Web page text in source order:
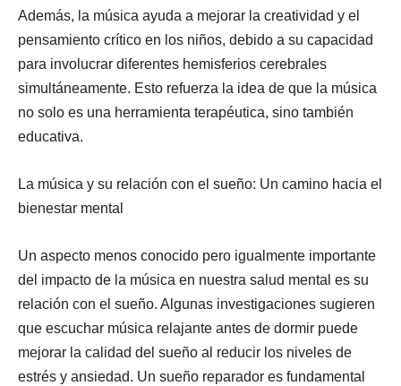
Además, la música ayuda a mejorar la creatividad y el
pensamiento crítico en los niños, debido a su capacidad
para involucrar diferentes hemisferios cerebrales
simultáneamente. Esto refuerza la idea de que la música
no solo es una herramienta terapéutica, sino también
educativa.
La música y su relación con el sueño: Un camino hacia el
bienestar mental
Un aspecto menos conocido pero igualmente importante
del impacto de la música en nuestra salud mental es su
relación con el sueño. Algunas investigaciones sugieren
que escuchar música relajante antes de dormir puede
mejorar la calidad del sueño al reducir los niveles de
estrés y ansiedad. Un sueño reparador es fundamental